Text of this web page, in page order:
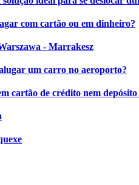
com cartão ou em dinheiro?
- Marrakesz
um carro no aeroporto?
cartão de crédito nem